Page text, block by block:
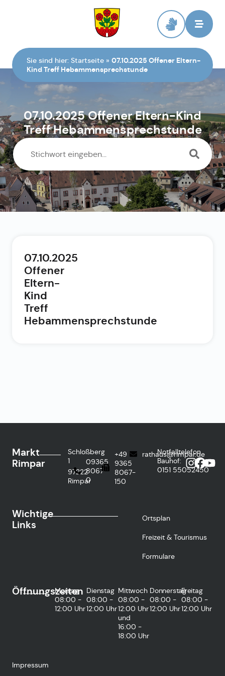
Sie sind hier: Startseite » 07.10.2025 Offener Eltern-
Kind Treff Hebammensprechstunde
07.10.2025 Offener Eltern-Kind
Treff Hebammensprechstunde
07.10.2025
Offener
Eltern-
Kind
Treff
Hebammensprechstunde
Markt
Rimpar
Schloßberg
1
97222
Rimpar
09365
8067-
0
+49
9365
8067-
150
rathaus@rimpar.de
Notfalltelefon
Bauhof:
0151 55052450
Wichtige
Links
Ortsplan
Freizeit & Tourismus
Formulare
Öffnungszeiten
Montag
08:00 -
12:00 Uhr
Dienstag
08:00 -
12:00 Uhr
Mittwoch
08:00 -
12:00 Uhr
und
16:00 -
18:00 Uhr
Donnerstag
08:00 -
12:00 Uhr
Freitag
08:00 -
12:00 Uhr
Impressum